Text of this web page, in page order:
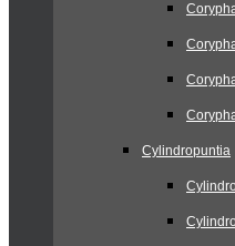
Cylindropuntia